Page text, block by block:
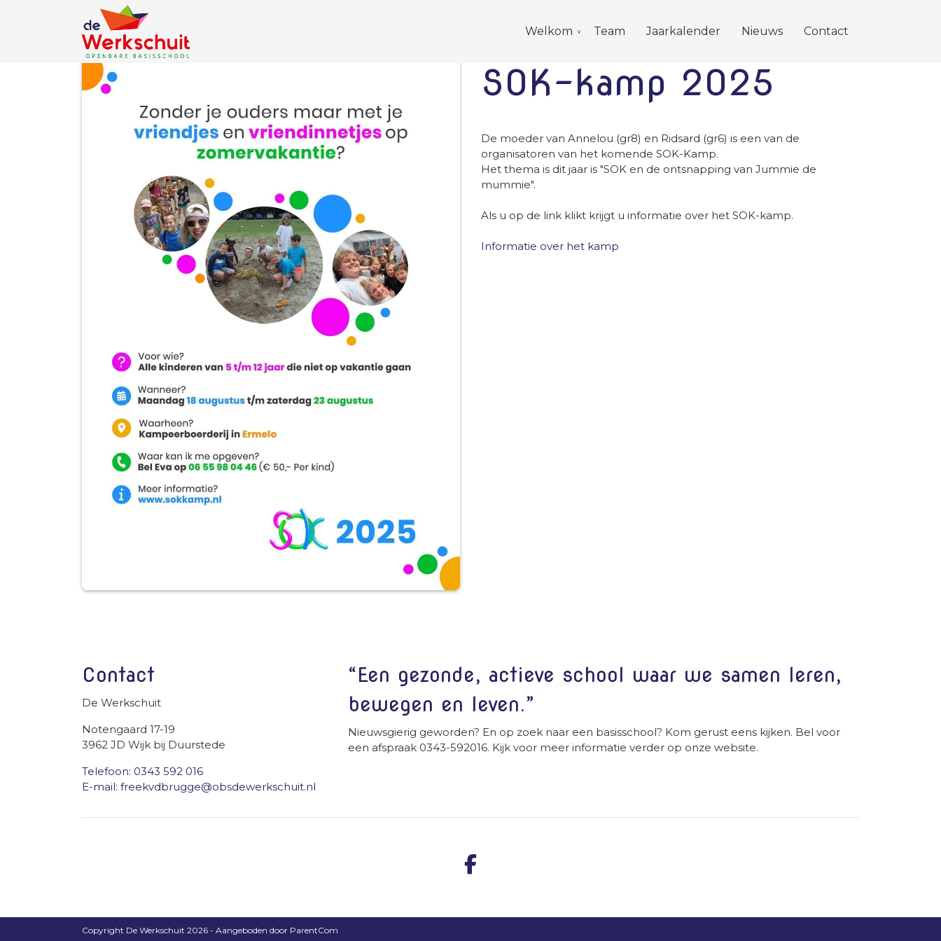
Welkom Team Jaarkalender Nieuws Contact
SOK-kamp 2025
De moeder van Annelou (gr8) en Ridsard (gr6) is een van de
organisatoren van het komende SOK-Kamp.
Het thema is dit jaar is "SOK en de ontsnapping van Jummie de
mummie".
Als u op de link klikt krijgt u informatie over het SOK-kamp.
Informatie over het kamp
Contact
De Werkschuit
Notengaard 17-19
3962 JD Wijk bij Duurstede
Telefoon: 0343 592 016
E-mail: freekvdbrugge@obsdewerkschuit.nl
“Een gezonde, actieve school waar we samen leren,
bewegen en leven.”
Nieuwsgierig geworden? En op zoek naar een basisschool? Kom gerust eens kijken. Bel voor
een afspraak 0343-592016. Kijk voor meer informatie verder op onze website.
Copyright De Werkschuit 2026 - Aangeboden door ParentCom